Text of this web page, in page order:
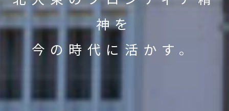
神を
今の時代に活かす。